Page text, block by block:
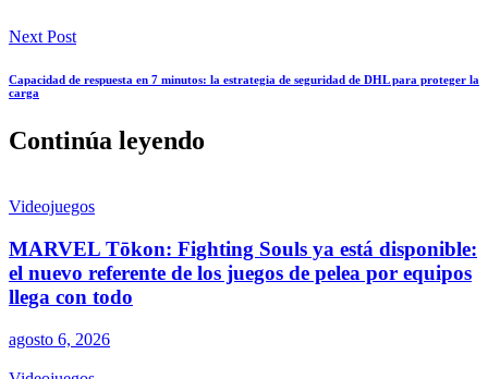
Next Post
Capacidad de respuesta en 7 minutos: la estrategia de seguridad de DHL para proteger la
carga
Continúa leyendo
Videojuegos
MARVEL Tōkon: Fighting Souls ya está disponible:
el nuevo referente de los juegos de pelea por equipos
llega con todo
agosto 6, 2026